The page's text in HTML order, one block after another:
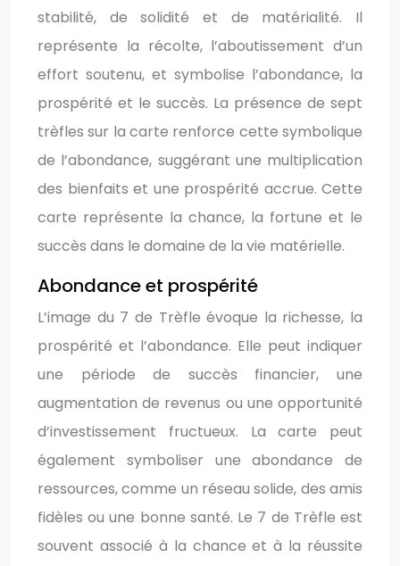
stabilité, de solidité et de matérialité. Il
représente la récolte, l’aboutissement d’un
effort soutenu, et symbolise l’abondance, la
prospérité et le succès. La présence de sept
trèfles sur la carte renforce cette symbolique
de l’abondance, suggérant une multiplication
des bienfaits et une prospérité accrue. Cette
carte représente la chance, la fortune et le
succès dans le domaine de la vie matérielle.
Abondance et prospérité
L’image du 7 de Trèfle évoque la richesse, la
prospérité et l’abondance. Elle peut indiquer
une période de succès financier, une
augmentation de revenus ou une opportunité
d’investissement fructueux. La carte peut
également symboliser une abondance de
ressources, comme un réseau solide, des amis
fidèles ou une bonne santé. Le 7 de Trèfle est
souvent associé à la chance et à la réussite